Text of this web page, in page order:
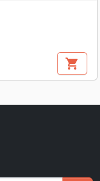
shopping_cart